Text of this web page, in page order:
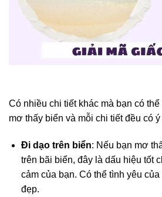
Có nhiều chi tiết khác mà bạn có
mơ thấy biển và mỗi chi tiết đều có
Đi dạo trên biển: Nếu bạn mơ
trên bãi biển, đây là dấu hiệu tốt
cảm của bạn. Có thể tình yêu
đẹp.